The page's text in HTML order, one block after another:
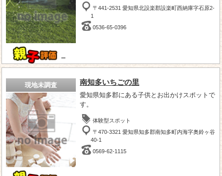
－
〒441-2531 愛知県北設楽郡設楽町西納庫字石原2-
1
0536-65-0396
現地未調査 南知多いちごの里
愛知県知多郡にある子供とお出かけスポットで
す。
体験型スポット
〒470-3321 愛知県知多郡南知多町内海字奥鈴ヶ谷
40-1
0569-62-1115